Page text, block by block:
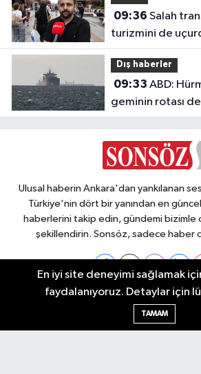
09:36
turizmini de
Tahran’dan
Dış haberler
09:33
geminin rotası
Ulusal haberin Ankara'dan yankılanan
Türkiye'nin dört bir yanından en
haberlerini takip edin, gündemi bizimle
şekillendirin. Sonsöz, sadece haber
Ankara Nöbetçi Eczaneler
En iyi site deneyimi sağlamak
faydalanıyoruz. Detaylar için
TAMAM